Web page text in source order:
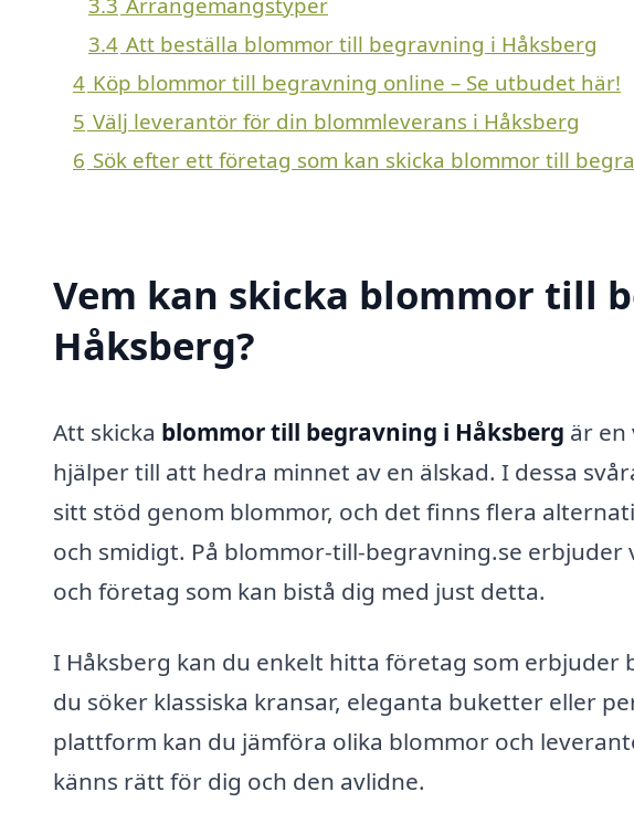
3.4 Att beställa blommor till begravning i Håksberg
4 Köp blommor till begravning online – Se utbudet här!
5 Välj leverantör för din blommleverans i Håksberg
6 Sök efter ett företag som kan skicka blommor till
Vem kan skicka blommor till
Håksberg?
Att skicka blommor till begravning i Håksberg är en
hjälper till att hedra minnet av en älskad. I dessa
sitt stöd genom blommor, och det finns flera
och smidigt. På blommor-till-begravning.se
och företag som kan bistå dig med just detta.
I Håksberg kan du enkelt hitta företag som
du söker klassiska kransar, eleganta buketter eller
plattform kan du jämföra olika blommor och
känns rätt för dig och den avlidne.